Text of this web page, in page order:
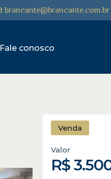
brancante@brancante.com.br
Fale conosco
Venda
Valor
R$